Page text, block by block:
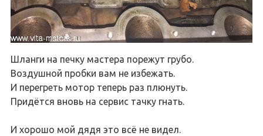
Шланги на печку мастера порежут грубо.
Воздушной пробки вам не избежать.
И перегреть мотор теперь раз плюнуть.
Придётся вновь на сервис тачку гнать.
И хорошо мой дядя это всё не видел.